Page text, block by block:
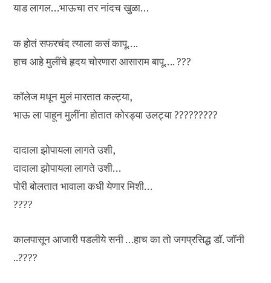
याड लागल…भाऊचा तर नांदच खुळा…
क होतं सफरचंद त्याला कसं कापू….
हाच आहे मुलींचे हृदय चोरणारा आसाराम बापू…. ???
कॉलेज मधून मुलं मारतात कल्ट्या,
भाऊ ला पाहून मुलींना होतात कोरड्या उलट्या ?????????
दादाला झोपायला लागते उशी,
दादाला झोपायला लागते उशी…
पोरी बोलतात भावाला कधी येणार मिशी…
????
कालपासून आजारी पडलीये सनी …हाच का तो जगप्रसिद्ध डॉ. जॉनी
..????